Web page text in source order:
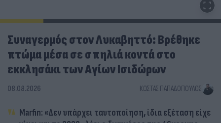
Συναγερμός στον Λυκαβηττό: Βρέθηκε
πτώμα μέσα σε σπηλιά κοντά στο
εκκλησάκι των Αγίων Ισιδώρων
08.08.2026 ΚΏΣΤΑΣ ΠΑΠΑΔΌΠΟΥΛΟΣ
Marfin: «Δεν υπάρχει ταυτοποίηση, ίδια εξέταση είχε